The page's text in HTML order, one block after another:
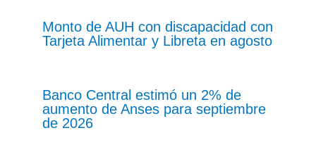
Monto de AUH con discapacidad con
Tarjeta Alimentar y Libreta en agosto
Banco Central estimó un 2% de
aumento de Anses para septiembre
de 2026